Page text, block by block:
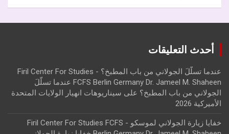
أحدث التعليقات
عندما تسلّلَ الجولاني من باب المطبخ؟ - Firil Center For Studies
FCFS Berlin Germany Dr. Jameel M. Shaheen عندما تسلّلَ
الجولاني من باب المطبخ؟ على سيناريوهات انهيار الولايات المتحدة
الأميركية 2026
خفايا زيارة الجولاني لموسكو - Firil Center For Studies FCFS